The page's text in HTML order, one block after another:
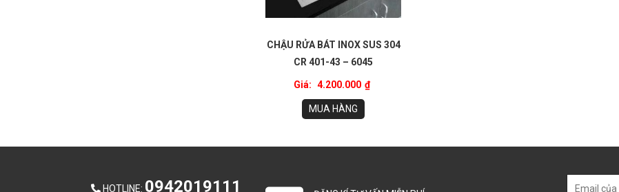
CHẬU RỬA BÁT INOX SUS 304
CR 401-43 – 6045
Giá: 4.200.000 ₫
MUA HÀNG
HOTLINE: 0942019111